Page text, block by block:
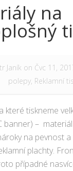
na
Janíkon Čvc 11,
polepy, Reklamní
které tiskneme
banner) –
na pevnost
plachty.
případné